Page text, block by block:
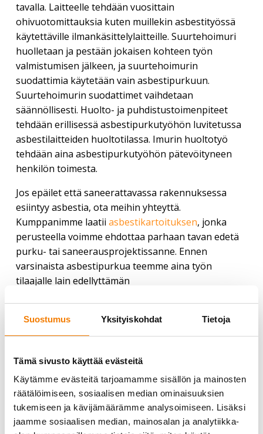
Suostumus Yksityiskohdat Tietoja
Tämä sivusto käyttää evästeitä
Käytämme evästeitä tarjoamamme sisällön ja mainosten
räätälöimiseen, sosiaalisen median ominaisuuksien
tukemiseen ja kävijämäärämme analysoimiseen. Lisäksi
jaamme sosiaalisen median, mainosalan ja analytiikka-
tavalla. Laitteelle tehdään vuosittain
ohivuotomittauksia kuten muillekin asbestityössä
käytettäville ilmankäsittelylaitteille. Suurtehoimuri
huolletaan ja pestään jokaisen kohteen työn
valmistumisen jälkeen, ja suurtehoimurin
suodattimia käytetään vain asbestipurkuun.
Suurtehoimurin suodattimet vaihdetaan
säännöllisesti. Huolto- ja puhdistustoimenpiteet
tehdään erillisessä asbestipurkutyöhön luvitetussa
asbestilaitteiden huoltotilassa. Imurin huoltotyö
tehdään aina asbestipurkutyöhön pätevöityneen
henkilön toimesta.
Jos epäilet että saneerattavassa rakennuksessa
esiintyy asbestia, ota meihin yhteyttä.
Kumppanimme laatiiasbestikartoituksen, jonka
perusteella voimme ehdottaa parhaan tavan edetä
purku- tai saneerausprojektissanne. Ennen
varsinaista asbestipurkua teemme aina työn
tilaajalle lain edellyttämän
Suurtehoimurin vuokraus
Suurtehoimurointi soveltuu pölyttömänä
menetelmänä myös monen muun purkujätteen
poistamiseen. Esimerkiksi erilaiset eristeet kuten
puhallusvilla, sahanpuru, betonimurska tai muut
normaalisti runsaasti pölyävät purkujätteet ovat